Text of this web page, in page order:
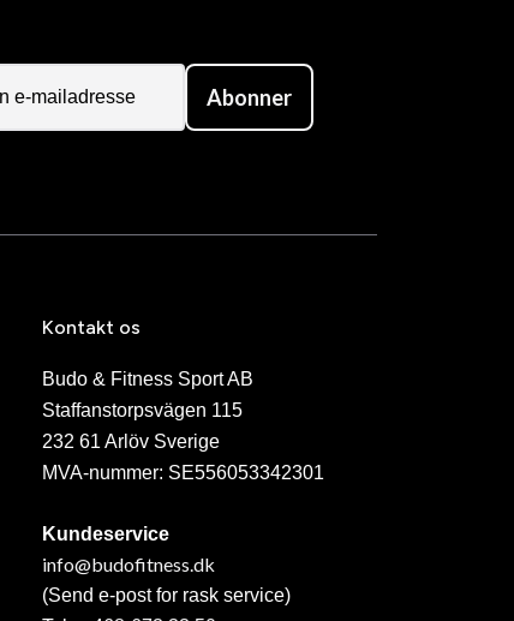
Abonner
Kontakt os
Budo & Fitness Sport AB
Staffanstorpsvägen 115
232 61 Arlöv Sverige
MVA-nummer: SE556053342301
Kundeservice
info@budofitness.dk
(Send e-post for rask service)